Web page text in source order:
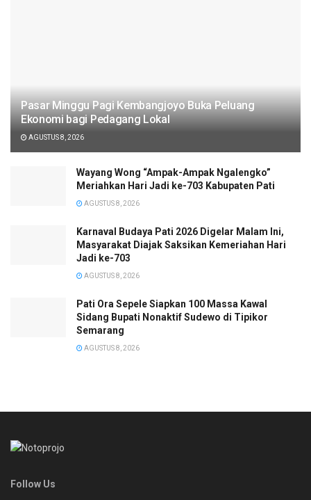
Pasar Minggu Pagi Kembangjoyo Buka Peluang
Ekonomi bagi Pedagang Lokal
AGUSTUS 8, 2026
Wayang Wong “Ampak-Ampak Ngalengko”
Meriahkan Hari Jadi ke-703 Kabupaten Pati
AGUSTUS 8, 2026
Karnaval Budaya Pati 2026 Digelar Malam Ini,
Masyarakat Diajak Saksikan Kemeriahan Hari
Jadi ke-703
AGUSTUS 8, 2026
Pati Ora Sepele Siapkan 100 Massa Kawal
Sidang Bupati Nonaktif Sudewo di Tipikor
Semarang
AGUSTUS 8, 2026
Follow Us